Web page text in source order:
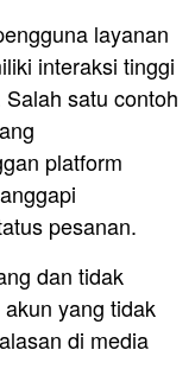
layanan
interaksi tinggi
satu contoh
platform
pesanan.
dan tidak
yang tidak
di media